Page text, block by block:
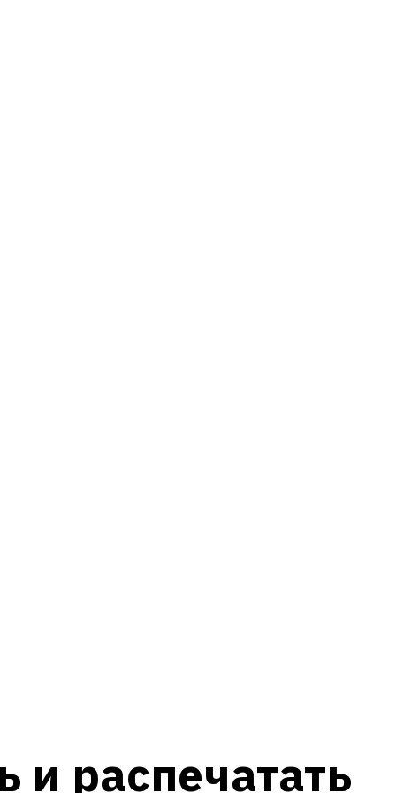
и распечатать